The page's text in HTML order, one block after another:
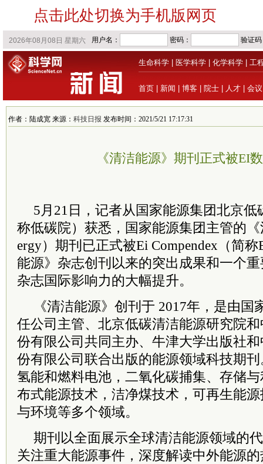
点击此处切换为手机版网页
生命科学 医学科学 化学科学 工
首页 新闻 博客 院士 人才 会议
作者：陆成宽 来源： 科技日报 发布时间：2021/5/21 17:17:31
《清洁能源》期刊正式被EI
5月21日，记者从国家能源集团北京
称低碳院）获悉，国家能源集团主管的《
ergy）期刊已正式被Ei Compendex（简
能源》杂志创刊以来的突出成果和一个
杂志国际影响力的大幅提升。
《清洁能源》创刊于 2017年，是由
任公司主管、北京低碳清洁能源研究院
份有限公司共同主办、牛津大学出版社
份有限公司联合出版的能源领域科技期
氢能和燃料电池，二氧化碳捕集、存储
布式能源技术，洁净煤技术，可再生能
与环境等多个领域。
期刊以全面展示全球清洁能源领域的
关注重大能源事件，深度解读中外能源